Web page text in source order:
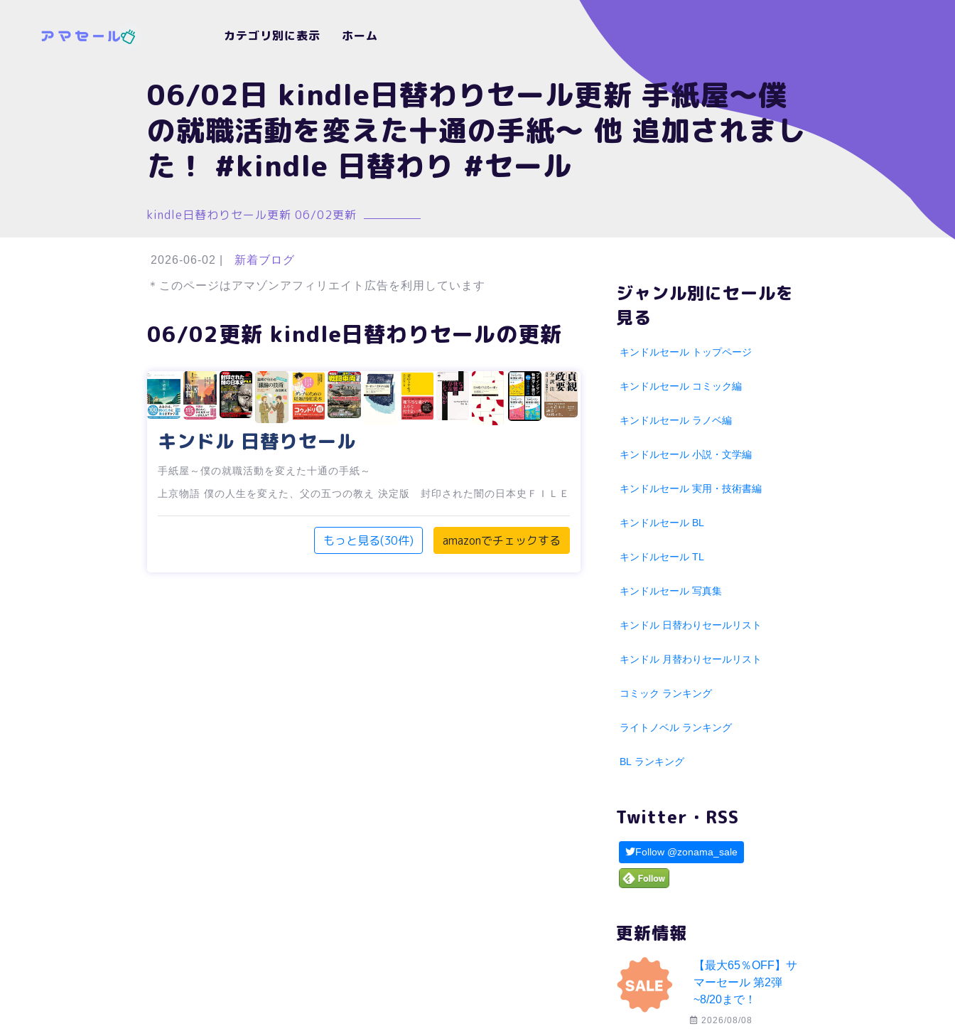
カテゴリ別に表示 ホーム
06/02日 kindle日替わりセール更新 手紙屋～僕
の就職活動を変えた十通の手紙～ 他 追加されまし
た！ #kindle 日替わり #セール
kindle日替わりセール更新 06/02更新
2026-06-02 新着ブログ
＊このページはアマゾンアフィリエイト広告を利用しています
06/02更新 kindle日替わりセールの更新
キンドル 日替りセール
手紙屋～僕の就職活動を変えた十通の手紙～
上京物語 僕の人生を変えた、父の五つの教え
決定版 封印された闇の日本史ＦＩＬＥ
もっと見る(30件) amazonでチェックする
ジャンル別にセールを
見る
キンドルセール トップページ
キンドルセール コミック編
キンドルセール ラノベ編
キンドルセール 小説・文学編
キンドルセール 実用・技術書編
キンドルセール BL
キンドルセール TL
キンドルセール 写真集
キンドル 日替わりセールリスト
キンドル 月替わりセールリスト
コミック ランキング
ライトノベル ランキング
BL ランキング
Twitter・RSS
Follow @zonama_sale
更新情報
【最大65％OFF】サ
マーセール 第2弾
~8/20まで！
2026/08/08